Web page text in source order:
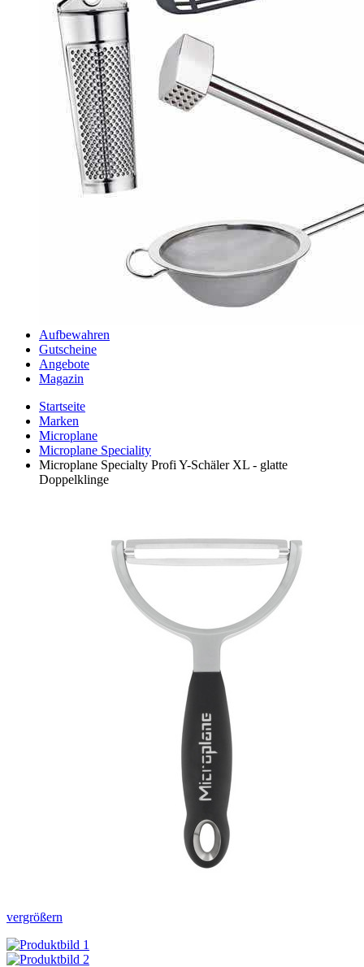
Aufbewahren
Gutscheine
Angebote
Magazin
Startseite
Marken
Microplane
Microplane Speciality
Microplane Specialty Profi Y-Schäler XL - glatte
Doppelklinge
vergrößern